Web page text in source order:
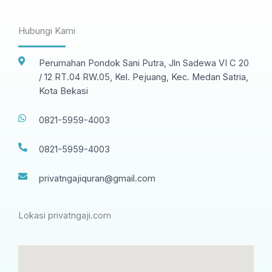
Hubungi Kami
Perumahan Pondok Sani Putra, Jln Sadewa VI C 20
/ 12 RT.04 RW.05, Kel. Pejuang, Kec. Medan Satria,
Kota Bekasi
0821-5959-4003
0821-5959-4003
privatngajiquran@gmail.com
Lokasi privatngaji.com